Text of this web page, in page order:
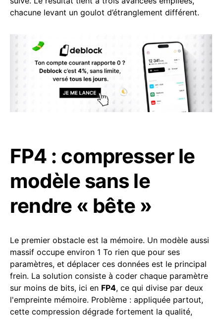
chacune levant un goulot d’étranglement différent.
FP4 : compresser le
modèle sans le
rendre « bête »
Le premier obstacle est la mémoire. Un modèle aussi
massif occupe environ 1 To rien que pour ses
paramètres, et déplacer ces données est le principal
frein. La solution consiste à coder chaque paramètre
sur moins de bits, ici en FP4, ce qui divise par deux
l'empreinte mémoire. Problème : appliquée partout,
cette compression dégrade fortement la qualité,